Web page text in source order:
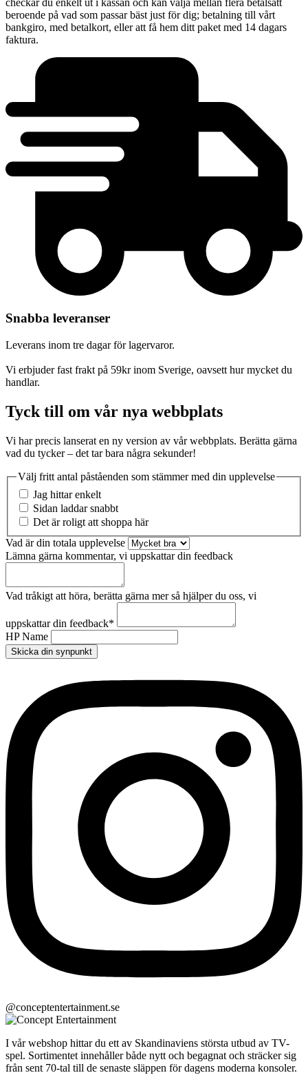
checkar du enkelt ut i kassan och kan välja mellan flera betalsätt
beroende på vad som passar bäst just för dig; betalning till vårt
bankgiro, med betalkort, eller att få hem ditt paket med 14 dagars
faktura.
Snabba leveranser
Leverans inom tre dagar för lagervaror.
Vi erbjuder fast frakt på 59kr inom Sverige, oavsett hur mycket du
handlar.
Tyck till om vår nya webbplats
Vi har precis lanserat en ny version av vår webbplats. Berätta gärna
vad du tycker – det tar bara några sekunder!
Välj fritt antal påståenden som stämmer med din upplevelse
Jag hittar enkelt
Sidan laddar snabbt
Det är roligt att shoppa här
Vad är din totala upplevelse
Lämna gärna kommentar, vi uppskattar din feedback
Vad tråkigt att höra, berätta gärna mer så hjälper du oss, vi
uppskattar din feedback*
HP Name
Skicka din synpunkt
@conceptentertainment.se
I vår webshop hittar du ett av Skandinaviens största utbud av TV-
spel. Sortimentet innehåller både nytt och begagnat och sträcker sig
från sent 70-tal till de senaste släppen för dagens moderna konsoler.